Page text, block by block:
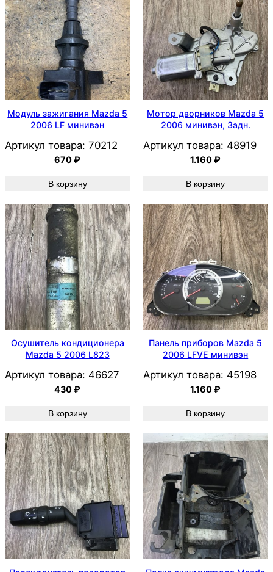
Модуль зажигания Mazda 5
2006 LF минивэн
Артикул товара: 70212
670₽
В корзину
Мотор дворников Mazda 5
2006 минивэн, Задн.
Артикул товара: 48919
1.160₽
В корзину
Осушитель кондиционера
Mazda 5 2006 L823
Артикул товара: 46627
430₽
В корзину
Панель приборов Mazda 5
2006 LFVE минивэн
Артикул товара: 45198
1.160₽
В корзину